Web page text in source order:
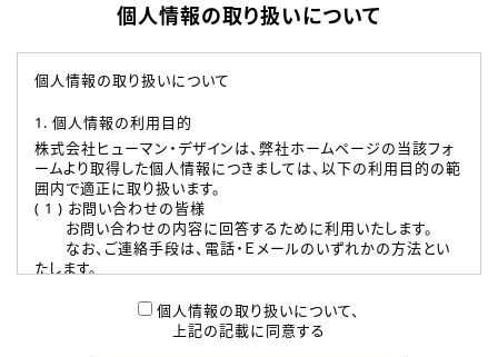
個人情報の取り扱いについて
個人情報の取り扱いについて
1. 個人情報の利用目的
株式会社ヒューマン・デザインは、弊社ホームページの当該フォ
ームより取得した個人情報につきましては、以下の利用目的の範
囲内で適正に取り扱います。
( 1 ) お問い合わせの皆様
お問い合わせの内容に回答するために利用いたします。
なお、ご連絡手段は、電話・Ｅメールのいずれかの方法とい
たします。
本登録に関するご連絡および本登録時の参考情報として利
個人情報の取り扱いについて、
上記の記載に同意する